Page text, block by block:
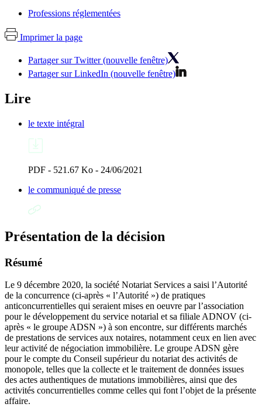
Professions réglementées
Imprimer la page
Partager sur Twitter (nouvelle fenêtre)
Partager sur LinkedIn (nouvelle fenêtre)
Lire
le texte intégral
PDF - 521.67 Ko - 24/06/2021
le communiqué de presse
Présentation de la décision
Résumé
Le 9 décembre 2020, la société Notariat Services a saisi l’Autorité
de la concurrence (ci-après « l’Autorité ») de pratiques
anticoncurrentielles qui seraient mises en oeuvre par l’association
pour le développement du service notarial et sa filiale ADNOV (ci-
après « le groupe ADSN ») à son encontre, sur différents marchés
de prestations de services aux notaires, notamment ceux en lien avec
leur activité de négociation immobilière. Le groupe ADSN gère
pour le compte du Conseil supérieur du notariat des activités de
monopole, telles que la collecte et le traitement de données issues
des actes authentiques de mutations immobilières, ainsi que des
activités concurrentielles comme celles qui font l’objet de la présente
affaire.